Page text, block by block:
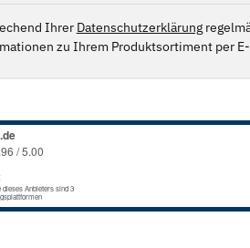
Ihrer Datenschutzerklärung
zu Ihrem Produktsortiment per